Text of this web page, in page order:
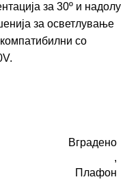
за 30º и надолу
за осветлување
со
Вградено
,
Плафон